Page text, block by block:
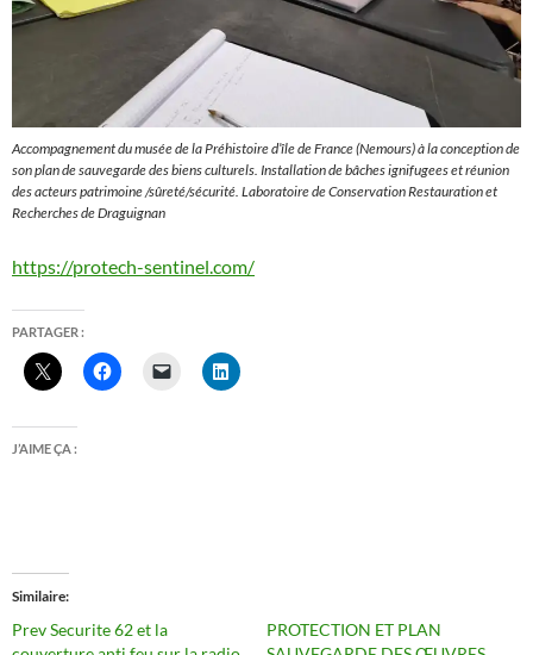
Accompagnement du musée de la Préhistoire d’île de France (Nemours) à la conception de
son plan de sauvegarde des biens culturels. Installation de bâches ignifugees et réunion
des acteurs patrimoine /sûreté/sécurité. Laboratoire de Conservation Restauration et
Recherches de Draguignan
https://protech-sentinel.com/
PARTAGER :
J’AIME ÇA :
Similaire
Prev Securite 62 et la
PROTECTION ET PLAN